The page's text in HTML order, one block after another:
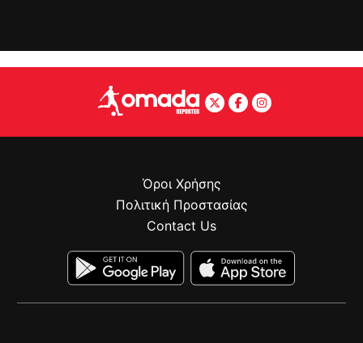
Όροι Χρήσης
Πολιτική Προστασίας
Contact Us